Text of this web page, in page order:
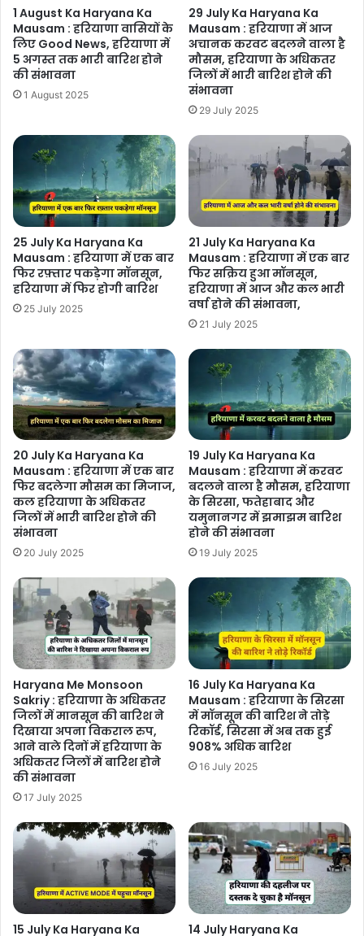
1 August Ka Haryana Ka
Mausam : हरियाणा वासियों के
लिए Good News, हरियाणा में
5 अगस्त तक भारी बारिश होने
की संभावना
1 August 2025
29 July Ka Haryana Ka
Mausam : हरियाणा में आज
अचानक करवट बदलने वाला है
मौसम, हरियाणा के अधिकतर
जिलों में भारी बारिश होने की
संभावना
29 July 2025
25 July Ka Haryana Ka
Mausam : हरियाणा में एक बार
फिर रफ़्तार पकड़ेगा मॉनसून,
हरियाणा में फिर होगी बारिश
25 July 2025
21 July Ka Haryana Ka
Mausam : हरियाणा में एक बार
फिर सक्रिय हुआ मॉनसून,
हरियाणा में आज और कल भारी
वर्षा होने की संभावना,
21 July 2025
20 July Ka Haryana Ka
Mausam : हरियाणा में एक बार
फिर बदलेगा मौसम का मिजाज,
कल हरियाणा के अधिकतर
जिलों में भारी बारिश होने की
संभावना
20 July 2025
19 July Ka Haryana Ka
Mausam : हरियाणा में करवट
बदलने वाला है मौसम, हरियाणा
के सिरसा, फतेहाबाद और
यमुनानगर में झमाझम बारिश
होने की संभावना
19 July 2025
Haryana Me Monsoon
Sakriy : हरियाणा के अधिकतर
जिलों में मानसून की बारिश ने
दिखाया अपना विकराल रुप,
आने वाले दिनों में हरियाणा के
अधिकतर जिलों में बारिश होने
की संभावना
17 July 2025
16 July Ka Haryana Ka
Mausam : हरियाणा के सिरसा
में मॉनसून की बारिश ने तोड़े
रिकॉर्ड, सिरसा में अब तक हुई
908% अधिक बारिश
16 July 2025
15 July Ka Haryana Ka 14 July Haryana Ka